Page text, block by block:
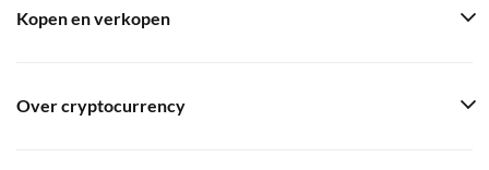
Kopen en verkopen
Over cryptocurrency